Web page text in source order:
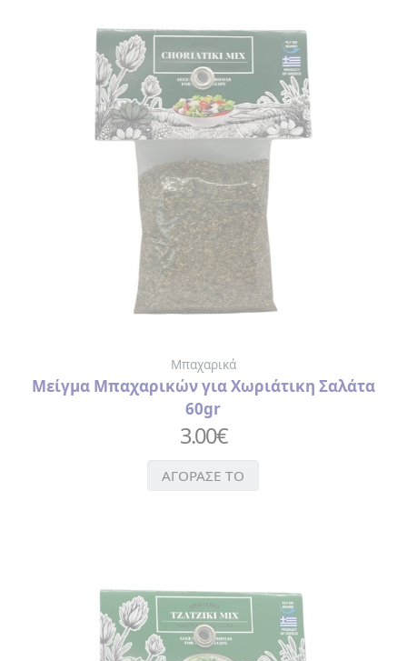
Μπαχαρικά
Μείγμα Μπαχαρικών για Χωριάτικη Σαλάτα
60gr
3.00€
ΑΓΟΡΑΣΕ ΤΟ